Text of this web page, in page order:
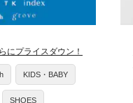
にプライスダウン！
KIDS・BABY
SHOES